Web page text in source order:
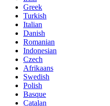
Greek
Turkish
Italian
Danish
Romanian
Indonesian
Czech
Afrikaans
Swedish
Polish
Basque
Catalan